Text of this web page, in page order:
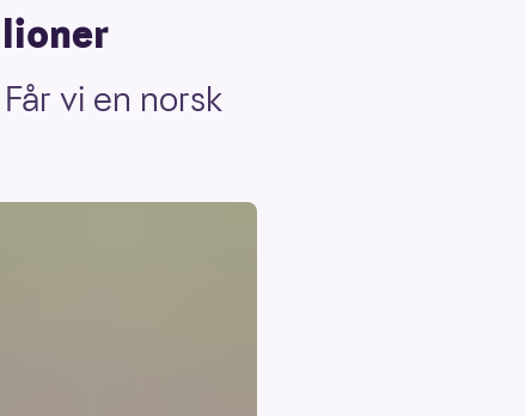
vi en norsk